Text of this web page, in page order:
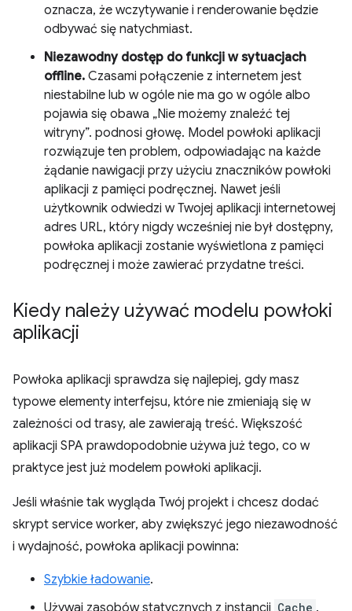
oznacza, że wczytywanie i renderowanie będzie
odbywać się natychmiast.
Niezawodny dostęp do funkcji w sytuacjach
offline. Czasami połączenie z internetem jest
niestabilne lub w ogóle nie ma go w ogóle albo
pojawia się obawa „Nie możemy znaleźć tej
witryny”. podnosi głowę. Model powłoki aplikacji
rozwiązuje ten problem, odpowiadając na każde
żądanie nawigacji przy użyciu znaczników powłoki
aplikacji z pamięci podręcznej. Nawet jeśli
użytkownik odwiedzi w Twojej aplikacji internetowej
adres URL, który nigdy wcześniej nie był dostępny,
powłoka aplikacji zostanie wyświetlona z pamięci
podręcznej i może zawierać przydatne treści.
Kiedy należy używać modelu powłoki
aplikacji
Powłoka aplikacji sprawdza się najlepiej, gdy masz
typowe elementy interfejsu, które nie zmieniają się w
zależności od trasy, ale zawierają treść. Większość
aplikacji SPA prawdopodobnie używa już tego, co w
praktyce jest już modelem powłoki aplikacji.
Jeśli właśnie tak wygląda Twój projekt i chcesz dodać
skrypt service worker, aby zwiększyć jego niezawodność
i wydajność, powłoka aplikacji powinna:
Szybkie ładowanie.
Używaj zasobów statycznych z instancji Cache .